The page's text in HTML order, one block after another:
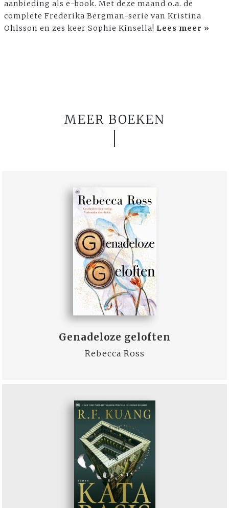
aanbieding als e-book. Met deze maand o.a. de
complete Frederika Bergman-serie van Kristina
Ohlsson en zes keer Sophie Kinsella! Lees meer »
MEER BOEKEN
Genadeloze geloften
Rebecca Ross